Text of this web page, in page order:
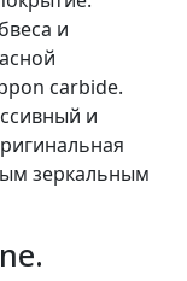
и
carbide.
и
зеркальным